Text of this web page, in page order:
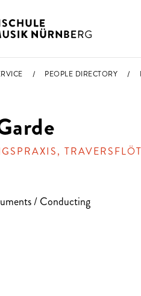
PEOPLE DIRECTORY
/ Conducting